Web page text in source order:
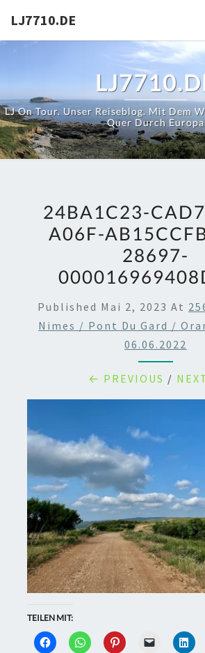
content
LJ7710.DE
LJ On Tour. Unser Reiseblog. Mit Dem
Quer Durch Europa
24BA1C23-
A06F-
28697-
Published Mai 2, 2023 At
Nimes / Pont Du Gard /
06.06.2022
← PREVIOUS /
TEILEN MIT: